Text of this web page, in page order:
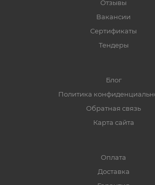
Отзывы
Вакансии
Сертификаты
Тендеры
Блог
Политика
Обратная связь
Карта сайта
Оплата
Доставка